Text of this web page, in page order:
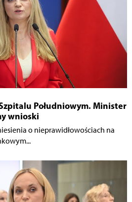
Południowym. Minister
wnioski
o nieprawidłowościach na